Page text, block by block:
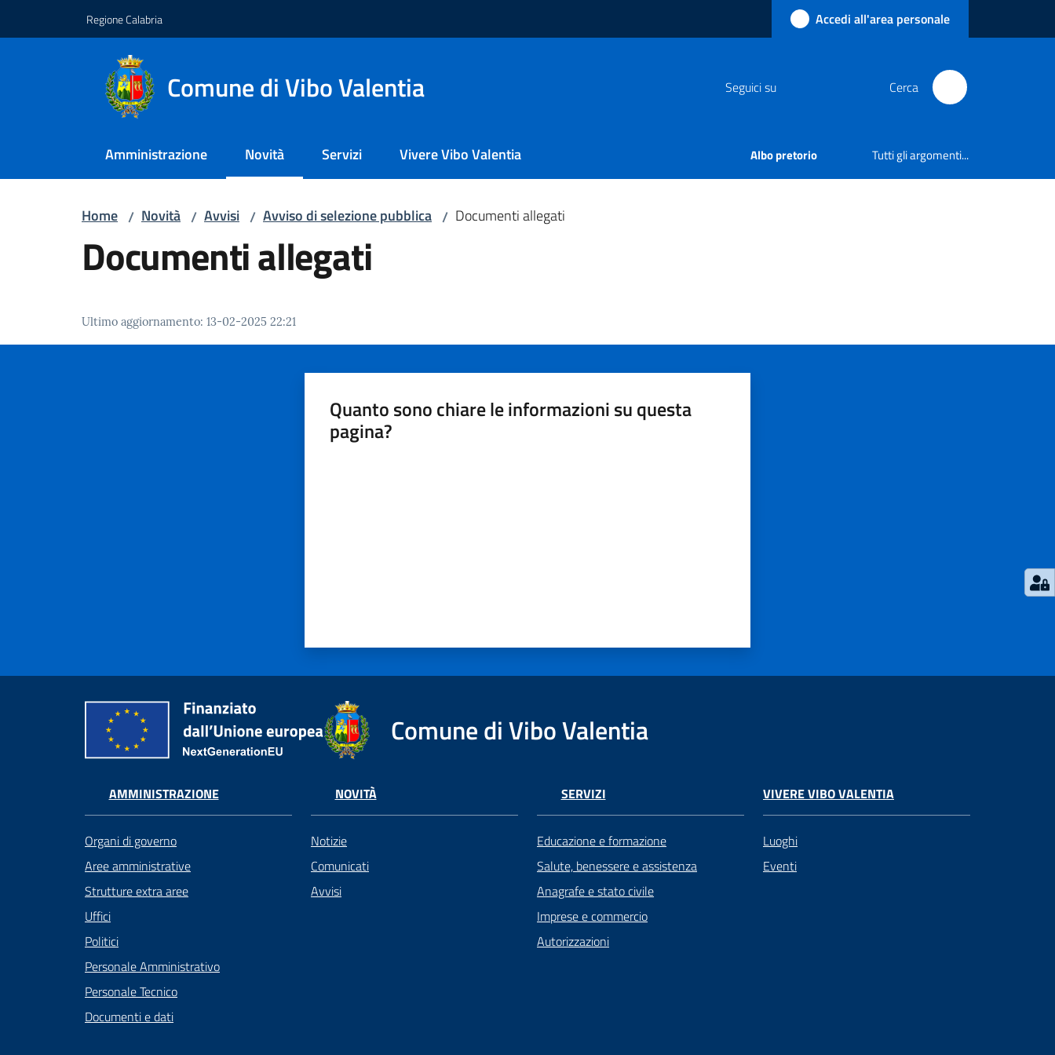
Regione Calabria Accedi all'area personale
Comune di Vibo Valentia Seguici su Cerca
Amministrazione Novità
Menu selezionato
Servizi Vivere Vibo Valentia Albo pretorio Tutti gli argomenti...
Home / Novità / Avvisi / Avviso di selezione pubblica / Documenti allegati
Documenti allegati
Ultimo aggiornamento: 13-02-2025 22:21
Quanto sono chiare le informazioni su questa
pagina?
Comune di Vibo Valentia
AMMINISTRAZIONE
Organi di governo
Aree amministrative
Strutture extra aree
Uffici
Politici
Personale Amministrativo
Personale Tecnico
Documenti e dati
NOVITÀ
Notizie
Comunicati
Avvisi
SERVIZI
Educazione e formazione
Salute, benessere e assistenza
Anagrafe e stato civile
Imprese e commercio
Autorizzazioni
VIVERE VIBO VALENTIA
Luoghi
Eventi